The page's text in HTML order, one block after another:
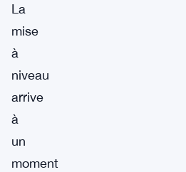
La
mise
à
niveau
arrive
à
un
moment